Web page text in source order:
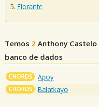
Florante
Temos 2 Anthony Castelo
banco de dados
CHORDS Apoy
CHORDS Balatkayo